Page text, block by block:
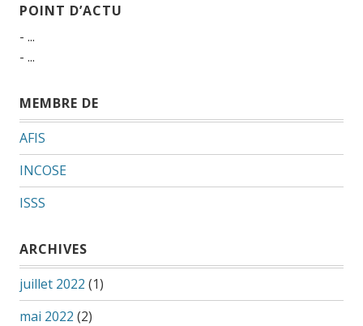
POINT D’ACTU
- ...
- ...
MEMBRE DE
AFIS
INCOSE
ISSS
ARCHIVES
juillet 2022 (1)
mai 2022 (2)